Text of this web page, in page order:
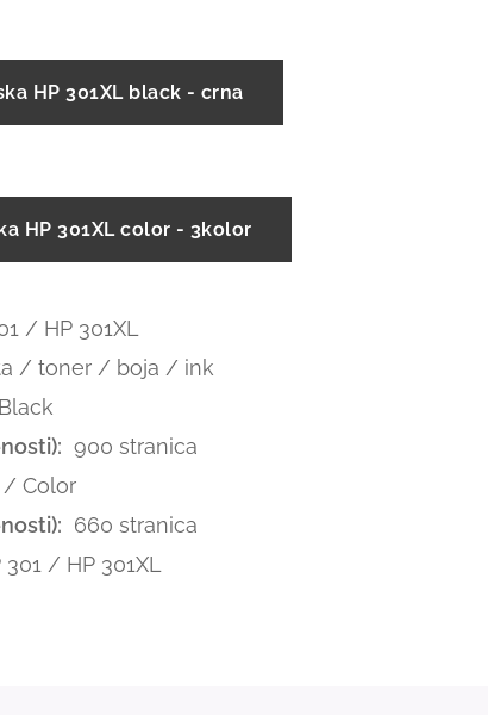
HP 301XL black - crna
HP 301XL color - 3kolor
/ HP 301XL
/ toner / boja / ink
900 stranica
/ Color
660 stranica
301 / HP 301XL